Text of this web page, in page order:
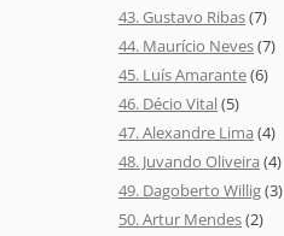
43. Gustavo Ribas(7)
44. Maurício Neves(7)
45. Luís Amarante(6)
46. Décio Vital(5)
47. Alexandre Lima (4)
48. Juvando Oliveira (4)
49. Dagoberto Willig(3)
50. Artur Mendes(2)